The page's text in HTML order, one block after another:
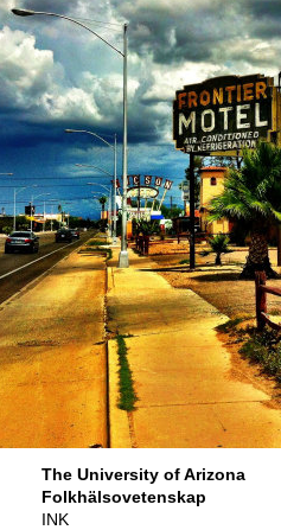
The University of Arizona
Folkhälsovetenskap
INK